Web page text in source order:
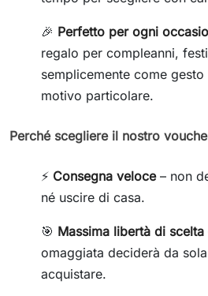
🎉 Perfetto per ogni
regalo per compleanni,
semplicemente come
motivo particolare.
Perché scegliere il nostro
⚡ Consegna veloce– non
né uscire di casa.
🎯 Massima libertà di scelta
omaggiata deciderà da
acquistare.